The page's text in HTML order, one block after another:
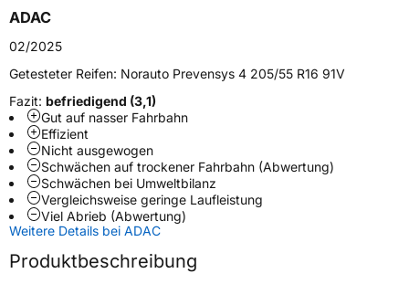
EU Label
EffizienzC
NasshaftungA
Rollgeräusch (Klasse) B
ADAC
02/2025
Getesteter Reifen: Norauto Prevensys 4 205/55 R16 91V
Fazit: befriedigend (3,1)
Gut auf nasser Fahrbahn
Effizient
Nicht ausgewogen
Schwächen auf trockener Fahrbahn (Abwertung)
Schwächen bei Umweltbilanz
Vergleichsweise geringe Laufleistung
Viel Abrieb (Abwertung)
Weitere Details bei ADAC
Produktbeschreibung